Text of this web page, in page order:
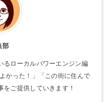
部
るローカルパワーエンジン編
かった！」「この街に住んで
ご提供していきます！